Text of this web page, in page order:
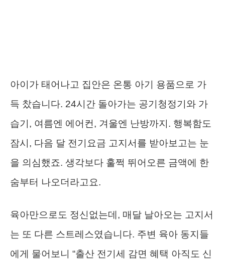
아이가 태어나고 집안은 온통 아기 용품으로 가
득 찼습니다. 24시간 돌아가는 공기청정기와 가
습기, 여름엔 에어컨, 겨울엔 난방까지. 행복함도
잠시, 다음 달 전기요금 고지서를 받아보고는 눈
을 의심했죠. 생각보다 훌쩍 뛰어오른 금액에 한
숨부터 나오더라고요.
육아만으로도 정신없는데, 매달 날아오는 고지서
는 또 다른 스트레스였습니다. 주변 육아 동지들
에게 물어보니 “출산 전기세 감면 혜택 아직도 신